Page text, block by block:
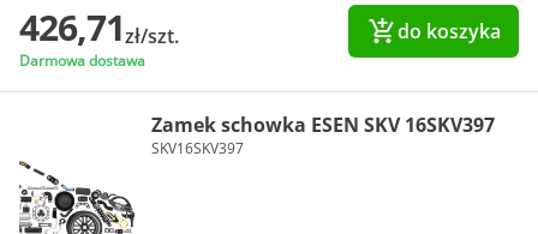
426,71zł/szt.
Darmowa dostawa
do koszyka
Zamek schowka ESEN SKV 16SKV397
SKV16SKV397